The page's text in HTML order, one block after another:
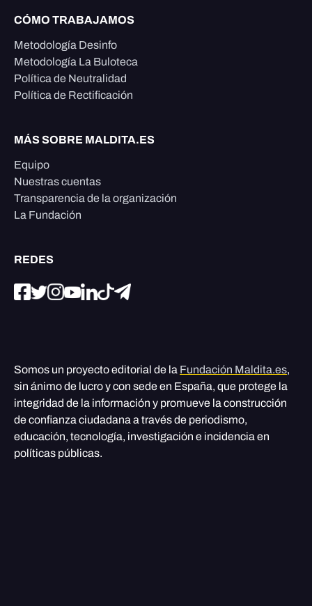
CÓMO TRABAJAMOS
Metodología Desinfo
Metodología La Buloteca
Política de Neutralidad
Política de Rectificación
MÁS SOBRE MALDITA.ES
Equipo
Nuestras cuentas
Transparencia de la organización
La Fundación
REDES
Somos un proyecto editorial de la Fundación Maldita.es,
sin ánimo de lucro y con sede en España, que protege la
integridad de la información y promueve la construcción
de confianza ciudadana a través de periodismo,
educación, tecnología, investigación e incidencia en
políticas públicas.